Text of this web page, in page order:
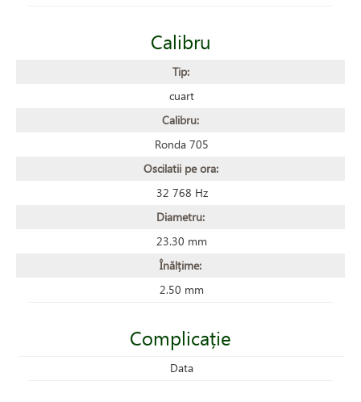
Calibru
Tip:
cuart
Calibru:
Ronda 705
Oscilatii pe ora:
32 768 Hz
Diametru:
23.30 mm
Înălțime:
2.50 mm
Complicație
Data